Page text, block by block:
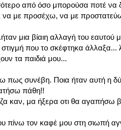
από όσο μπορούσα ποτέ να
με προσέχω, να με προστατεύω,
μια βίαιη αλλαγή του εαυτού
που το σκέφτηκα
τα παιδιά μου...
συνέβη. Ποια ήταν αυτή η
πάθη!!
καν, μα ήξερα οτι θα αγαπήσω
πίνω τον καφέ μου στη σιωπή